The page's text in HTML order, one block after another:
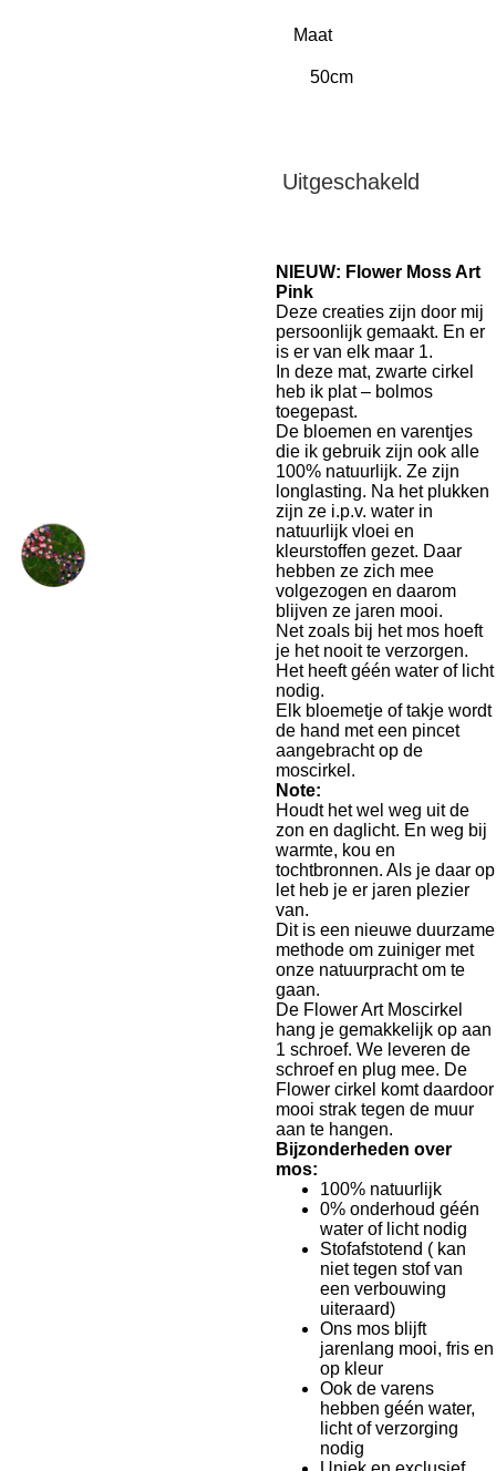
Maat
Uitgeschakeld
NIEUW: Flower Moss Art
Pink
Deze creaties zijn door mij
persoonlijk gemaakt. En er
is er van elk maar 1.
In deze mat, zwarte cirkel
heb ik plat – bolmos
toegepast.
De bloemen en varentjes
die ik gebruik zijn ook alle
100% natuurlijk. Ze zijn
longlasting. Na het plukken
zijn ze i.p.v. water in
natuurlijk vloei en
kleurstoffen gezet. Daar
hebben ze zich mee
volgezogen en daarom
blijven ze jaren mooi.
Net zoals bij het mos hoeft
je het nooit te verzorgen.
Het heeft géén water of licht
nodig.
Elk bloemetje of takje wordt
de hand met een pincet
aangebracht op de
moscirkel.
Note:
Houdt het wel weg uit de
zon en daglicht. En weg bij
warmte, kou en
tochtbronnen. Als je daar op
let heb je er jaren plezier
van.
Dit is een nieuwe duurzame
methode om zuiniger met
onze natuurpracht om te
gaan.
De Flower Art Moscirkel
hang je gemakkelijk op aan
1 schroef. We leveren de
schroef en plug mee. De
Flower cirkel komt daardoor
mooi strak tegen de muur
aan te hangen.
Bijzonderheden over
mos:
100% natuurlijk
0% onderhoud géén
water of licht nodig
Stofafstotend ( kan
niet tegen stof van
een verbouwing
uiteraard)
Ons mos blijft
jarenlang mooi, fris en
op kleur
Ook de varens
hebben géén water,
licht of verzorging
nodig